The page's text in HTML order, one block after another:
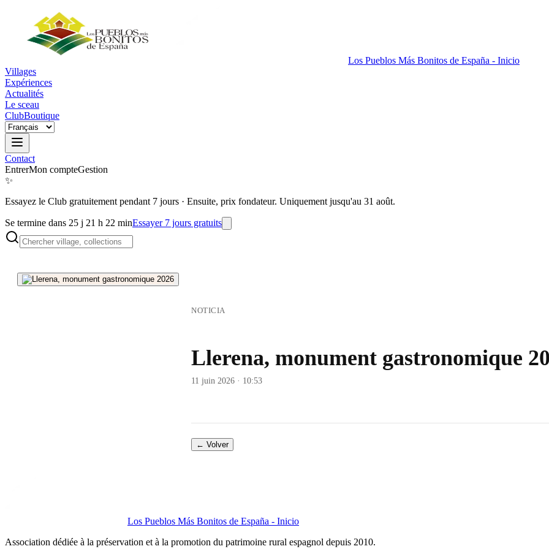
Los Pueblos Más Bonitos de España - Inicio
Villages
Expériences
Actualités
Le sceau
ClubBoutique
Contact
EntrerMon compteGestion
✨
Essayez le Club gratuitement pendant 7 jours · Ensuite, prix fondateur. Uniquement jusqu'au 31 août.
Se termine dans 25 j 21 h 22 minEssayer 7 jours gratuits
NOTICIA
Llerena, monument gastronomique
11 juin 2026 · 10:53
← Volver
Los Pueblos Más Bonitos de España - Inicio
Association dédiée à la préservation et à la promotion du patrimoine rural espagnol depuis 2010.